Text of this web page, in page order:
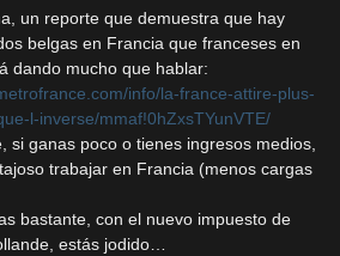
un reporte que demuestra que hay
belgas en Francia que franceses en
dando mucho que hablar:
info/la-france-attire-plus-
l-inverse/mmaf!0hZxsTYunVTE/
si ganas poco o tienes ingresos medios,
trabajar en Francia (menos cargas
bastante, con el nuevo impuesto de
estás jodido…